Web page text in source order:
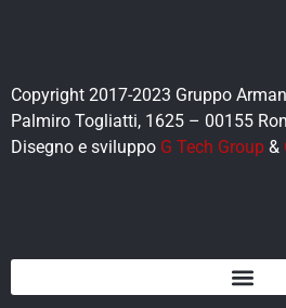
Copyright 2017-2023 Gruppo
Palmiro Togliatti, 1625 – 00155
Disegno e sviluppo G Tech Group &